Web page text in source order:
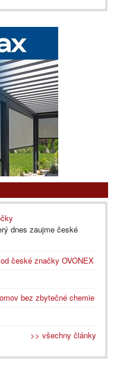
dnes zaujme české
české značky OVONEX
bez zbytečné chemie
>> všechny články